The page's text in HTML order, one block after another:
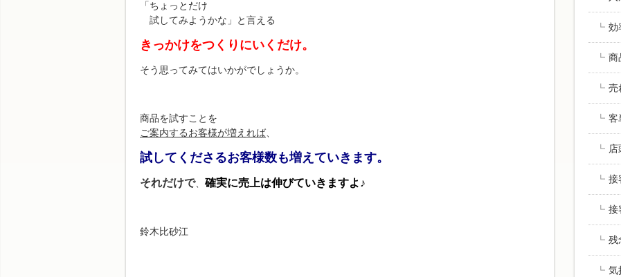
「ちょっとだけ
試してみようかな」と言える
きっかけをつくりにいくだけ。
そう思ってみてはいかがでしょうか。
商品を試すことを
ご案内するお客様が増えれば
試してくださるお客様数も増えていきます。
それだけで、 確実に売上は伸びていきますよ♪
鈴木比砂江
効
商
売
客
店
接
接
残
気